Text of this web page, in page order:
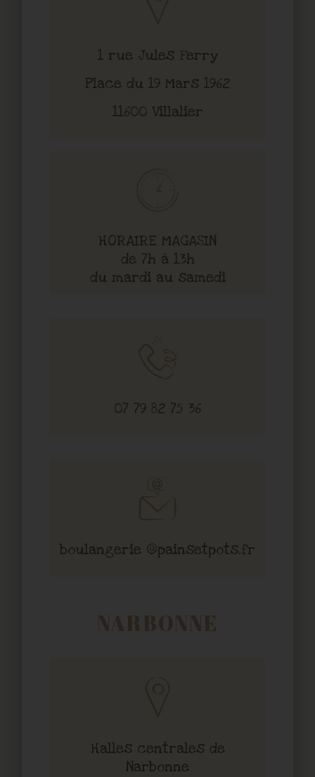
1 rue Jules Ferry
Place du 19 Mars 1962
11600 Villalier
HORAIRE MAGASIN
de 7h à 13h
du mardi au samedi
07 79 82 75 36
boulangerie @painsetpots.fr
NARBONNE
Halles centrales de
Narbonne